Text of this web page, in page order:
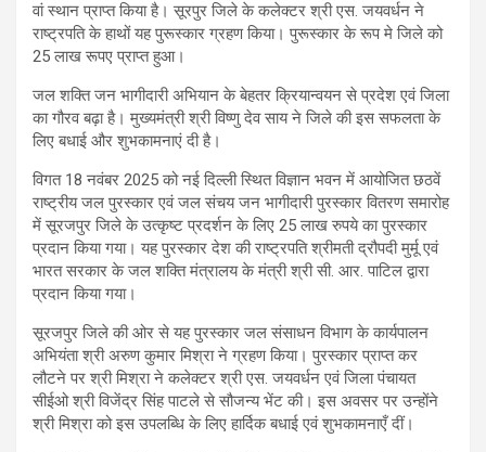
वां स्थान प्राप्त किया है। सूरपुर जिले के कलेक्टर श्री एस. जयवर्धन ने
राष्ट्रपति के हाथों यह पुरूस्कार ग्रहण किया। पुरूस्कार के रूप मे जिले को
25 लाख रूपए प्राप्त हुआ।
जल शक्ति जन भागीदारी अभियान के बेहतर क्रियान्वयन से प्रदेश एवं जिला
का गौरव बढ़ा है। मुख्यमंत्री श्री विष्णु देव साय ने जिले की इस सफलता के
लिए बधाई और शुभकामनाएं दी है।
विगत 18 नवंबर 2025 को नई दिल्ली स्थित विज्ञान भवन में आयोजित छठवें
राष्ट्रीय जल पुरस्कार एवं जल संचय जन भागीदारी पुरस्कार वितरण समारोह
में सूरजपुर जिले के उत्कृष्ट प्रदर्शन के लिए 25 लाख रुपये का पुरस्कार
प्रदान किया गया। यह पुरस्कार देश की राष्ट्रपति श्रीमती द्रौपदी मुर्मू एवं
भारत सरकार के जल शक्ति मंत्रालय के मंत्री श्री सी. आर. पाटिल द्वारा
प्रदान किया गया।
सूरजपुर जिले की ओर से यह पुरस्कार जल संसाधन विभाग के कार्यपालन
अभियंता श्री अरुण कुमार मिश्रा ने ग्रहण किया। पुरस्कार प्राप्त कर
लौटने पर श्री मिश्रा ने कलेक्टर श्री एस. जयवर्धन एवं जिला पंचायत
सीईओ श्री विजेंद्र सिंह पाटले से सौजन्य भेंट की। इस अवसर पर उन्होंने
श्री मिश्रा को इस उपलब्धि के लिए हार्दिक बधाई एवं शुभकामनाएँ दीं।